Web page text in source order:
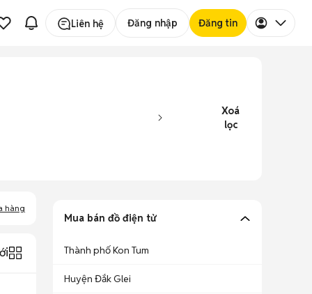
Liên hệ Đăng nhập Đăng tin
Xoá
lọc
hàng
Mua bán đồ điện tử
Thành phố Kon Tum
Huyện Đắk Glei